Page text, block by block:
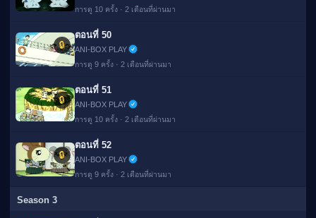
การดู 10 ครั้ง · 2 เดือนที่ผ่านมา
🔒
ตอนที่ 50
ANI-BOX PLAY
การดู 9 ครั้ง · 2 เดือนที่ผ่านมา
🔒
ตอนที่ 51
ANI-BOX PLAY
การดู 10 ครั้ง · 2 เดือนที่ผ่านมา
🔒
ตอนที่ 52
ANI-BOX PLAY
การดู 9 ครั้ง · 2 เดือนที่ผ่านมา
Season 3